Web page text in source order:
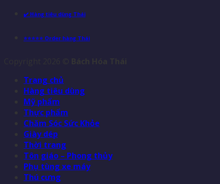
✔️ Hàng tiêu dùng Thái
⭐⭐⭐⭐⭐ Order hàng Thái
Trang chủ
Hàng tiêu dùng
Mỹ phẩm
Thực phẩm
Chăm Sóc Sức Khỏe
Giày dép
Thời trang
Tôn giáo – Phong thủy
Phụ tùng xe máy
Thú cưng